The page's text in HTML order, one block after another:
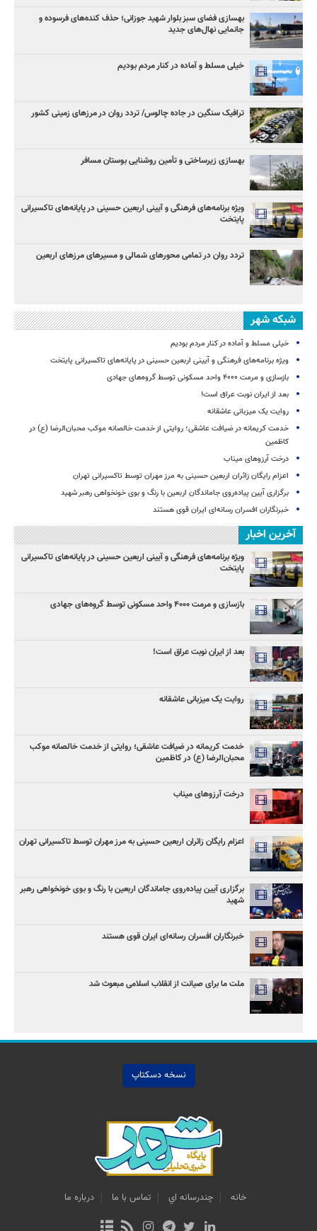
بهسازی فضای سبز بلوار شهید جوزانی؛ حذف کنده‌های فرسوده و
جانمایی نهال‌های جدید
خیلی مسلط و آماده در کنار مردم بودیم
ترافیک سنگین در جاده چالوس/ تردد روان در مرزهای زمینی کشور
بهسازی زیرساختی و تأمین روشنایی بوستان مسافر
ویژه برنامه‌های فرهنگی و آیینی اربعین حسینی در پایانه‌های تاکسیرانی
پایتخت
تردد روان در تمامی محورهای شمالی و مسیرهای مرزهای اربعین
شبکه شهر
خیلی مسلط و آماده در کنار مردم بودیم
ویژه برنامه‌های فرهنگی و آیینی اربعین حسینی در پایانه‌های تاکسیرانی پایتخت
بازسازی و مرمت ۴۰۰۰ واحد مسکونی توسط گروه‌های جهادی
بعد از ایران نوبت عراق است!
روایت یک میزبانی عاشقانه
خدمت کریمانه در ضیافت عاشقی؛ روایتی از خدمت خالصانه موکب محبان‌الرضا (ع) در
کاظمین
درخت آرزوهای میناب
اعزام رایگان زائران اربعین حسینی به مرز مهران توسط تاکسیرانی تهران
برگزاری آیین پیاده‌روی جاماندگان اربعین با رنگ و بوی خونخواهی رهبر شهید
خبرنگاران افسران رسانه‌ای ایران قوی هستند
آخرین اخبار
ویژه برنامه‌های فرهنگی و آیینی اربعین حسینی در پایانه‌های تاکسیرانی
پایتخت
بازسازی و مرمت ۴۰۰۰ واحد مسکونی توسط گروه‌های جهادی
بعد از ایران نوبت عراق است!
روایت یک میزبانی عاشقانه
خدمت کریمانه در ضیافت عاشقی؛ روایتی از خدمت خالصانه موکب
محبان‌الرضا (ع) در کاظمین
درخت آرزوهای میناب
اعزام رایگان زائران اربعین حسینی به مرز مهران توسط تاکسیرانی تهران
برگزاری آیین پیاده‌روی جاماندگان اربعین با رنگ و بوی خونخواهی رهبر
شهید
خبرنگاران افسران رسانه‌ای ایران قوی هستند
ملت ما برای صیانت از انقلاب اسلامی مبعوث شد
نسخه دسکتاپ
خانه چندرسانه اي تماس با ما درباره ما